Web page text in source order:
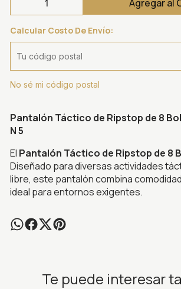
Agregar al
Calcular Costo De Envío:
No sé mi código postal
Pantalón Táctico de Ripstop de 8
N 5
El Pantalón Táctico de Ripstop de 8
Diseñado para diversas actividades
libre, este pantalón combina
ideal para entornos exigentes.
Te puede interesar